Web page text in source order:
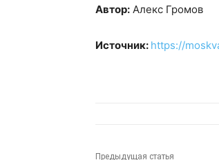
Автор: Алекс Громов
Источник: https://
Предыдущая статья